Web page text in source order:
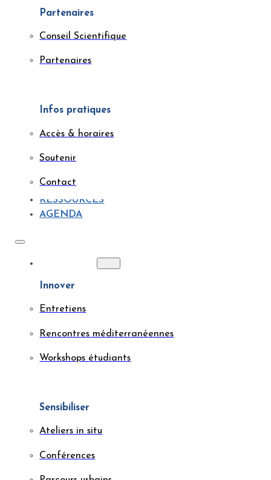
Partenaires
Conseil Scientifique
Partenaires
Infos pratiques
Accès & horaires
Soutenir
Contact
RESSOURCES
AGENDA
Innover
Entretiens
Rencontres méditerranéennes
Workshops étudiants
Sensibiliser
Ateliers in situ
Conférences